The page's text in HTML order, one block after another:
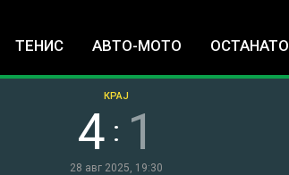
ТЕНИС АВТО-МОТО ОСТАНАТО
4 : 1
КРАЈ
28 авг 2025, 19:30